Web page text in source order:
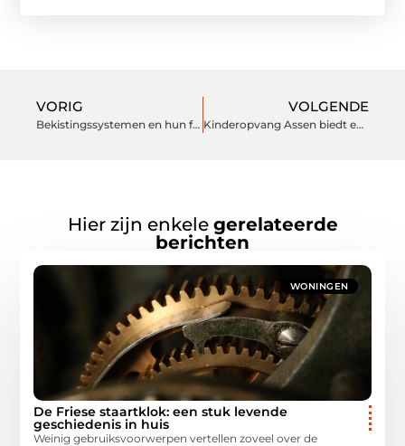
VORIG
Bekistingssystemen en hun functionaliteit
VOLGENDE
Kinderopvang Assen biedt een veilige haven voor groei
Hier zijn enkele gerelateerde
berichten
WONINGEN
De Friese staartklok: een stuk levende
geschiedenis in huis
Weinig gebruiksvoorwerpen vertellen zoveel over de